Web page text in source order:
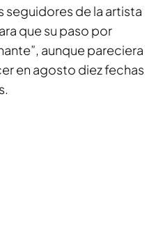
de la artista
que su paso por
aunque pareciera
en agosto diez fechas